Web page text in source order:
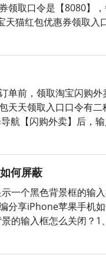
领取口令是【8080】
天猫红包优惠券领取
单前，领取淘宝闪购
天天领取入口口令有
航【闪购外卖】后，
何屏蔽
一个黑色背景框的输
享iPhone苹果手机
的输入框怎么关闭？